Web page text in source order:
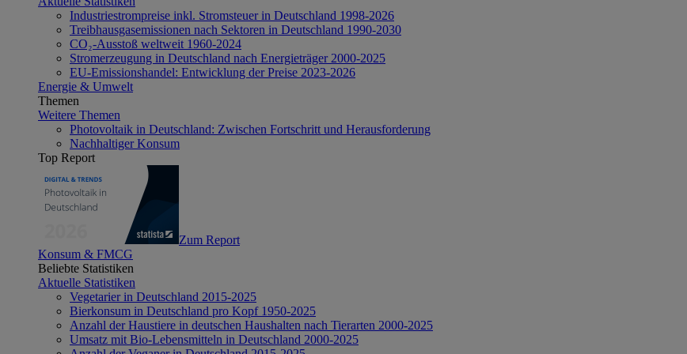
Industriestrompreise inkl. Stromsteuer in Deutschland 1998-2026
Treibhausgasemissionen nach Sektoren in Deutschland 1990-2030
CO₂-Ausstoß weltweit 1960-2024
Stromerzeugung in Deutschland nach Energieträger 2000-2025
EU-Emissionshandel: Entwicklung der Preise 2023-2026
Energie & Umwelt
Themen
Weitere Themen
Photovoltaik in Deutschland: Zwischen Fortschritt und Herausforderung
Nachhaltiger Konsum
Top Report
Zum Report
Konsum & FMCG
Beliebte Statistiken
Aktuelle Statistiken
Vegetarier in Deutschland 2015-2025
Bierkonsum in Deutschland pro Kopf 1950-2025
Anzahl der Haustiere in deutschen Haushalten nach Tierarten 2000-2025
Umsatz mit Bio-Lebensmitteln in Deutschland 2000-2025